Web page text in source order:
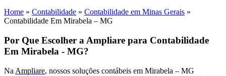
Home » Contabilidade » Contabilidade em Minas Gerais »
Contabilidade Em Mirabela – MG
Por Que Escolher a Ampliare para Contabilidade
Em Mirabela - MG?
Na Ampliare, nossos soluções contábeis em Mirabela – MG